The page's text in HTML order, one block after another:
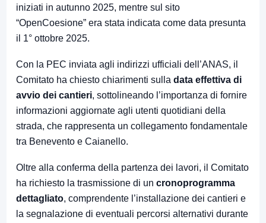
iniziati in autunno 2025, mentre sul sito
“OpenCoesione” era stata indicata come data presunta
il 1° ottobre 2025.
Con la PEC inviata agli indirizzi ufficiali dell’ANAS, il
Comitato ha chiesto chiarimenti sulla data effettiva di
avvio dei cantieri, sottolineando l’importanza di fornire
informazioni aggiornate agli utenti quotidiani della
strada, che rappresenta un collegamento fondamentale
tra Benevento e Caianello.
Oltre alla conferma della partenza dei lavori, il Comitato
ha richiesto la trasmissione di un cronoprogramma
dettagliato, comprendente l’installazione dei cantieri e
la segnalazione di eventuali percorsi alternativi durante